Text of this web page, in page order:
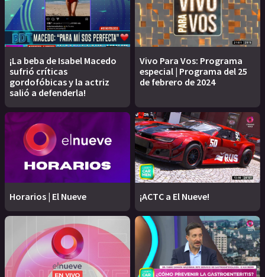
¡La beba de Isabel Macedo
sufrió críticas
gordofóbicas y la actriz
salió a defenderla!
Vivo Para Vos: Programa
especial | Programa del 25
de febrero de 2024
Horarios | El Nueve ¡ACTC a El Nueve!